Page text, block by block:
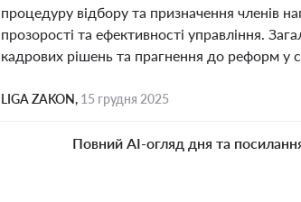
процедуру відбору та призначення членів
прозорості та ефективності управління.
кадрових рішень та прагнення до реформ у
LIGA ZAKON, 15 грудня 2025
Повний AI-огляд дня та